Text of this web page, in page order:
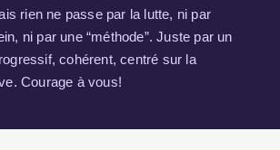
rien ne passe par la lutte, ni par
ni par une “méthode”. Juste par un
cohérent, centré sur la
Courage à vous!